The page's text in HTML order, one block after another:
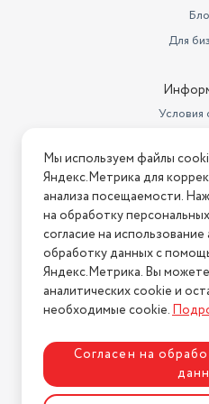
Холодильник NORDFROST
кухни. Горизонтальные
стиль и комфортное
Гарантия на холодильник
Холодильники NORDFROST
свежести и качественное
Климатический класс
Зона свежести
Мощность замораживания
Объем морозильной камеры
Количество компрессоров
Тип управления
Для
Условия
Условия
Нашли ошибку на
2026 © Интернет-магазин
Политика
Разработка
Мы используем файлы
Яндекс.Метрика для
анализа посещаемости.
на обработку
согласие на
обработку данных с
Яндекс.Метрика. Вы
аналитических cookie и
необходимые cookie.
Согласен на